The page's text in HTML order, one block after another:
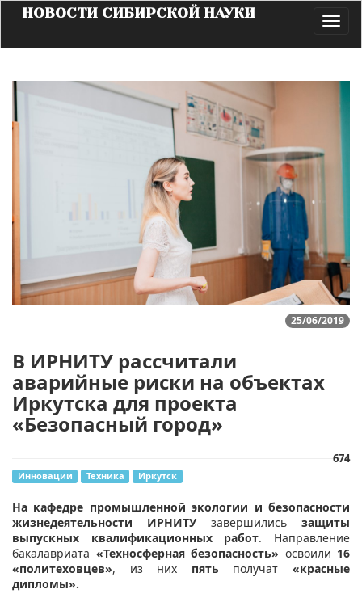
НОВОСТИ СИБИРСКОЙ НАУКИ
25/06/2019
В ИРНИТУ рассчитали
аварийные риски на объектах
Иркутска для проекта
«Безопасный город»
674
Инновации Техника Иркутск
На кафедре промышленной экологии и безопасности
жизнедеятельности ИРНИТУ завершились защиты
выпускных квалификационных работ. Направление
бакалавриата «Техносферная безопасность» освоили 16
«политеховцев», из них пять получат«красные
дипломы».